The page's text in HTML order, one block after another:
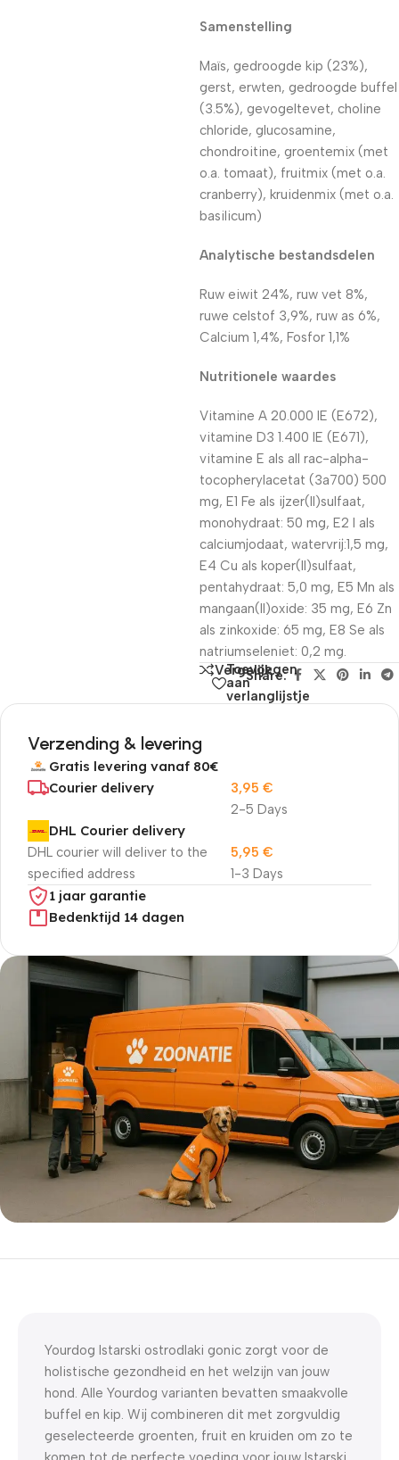
Samenstelling
Maïs, gedroogde kip (23%),
gerst, erwten, gedroogde buffel
(3.5%), gevogeltevet, choline
chloride, glucosamine,
chondroitine, groentemix (met
o.a. tomaat), fruitmix (met o.a.
cranberry), kruidenmix (met o.a.
basilicum)
Analytische bestandsdelen
Ruw eiwit 24%, ruw vet 8%,
ruwe celstof 3,9%, ruw as 6%,
Calcium 1,4%, Fosfor 1,1%
Nutritionele waardes
Vitamine A 20.000 IE (E672),
vitamine D3 1.400 IE (E671),
vitamine E als all rac-alpha-
tocopherylacetat (3a700) 500
mg, E1 Fe als ijzer(II)sulfaat,
monohydraat: 50 mg, E2 I als
calciumjodaat, watervrij:1,5 mg,
E4 Cu als koper(II)sulfaat,
pentahydraat: 5,0 mg, E5 Mn als
mangaan(II)oxide: 35 mg, E6 Zn
als zinkoxide: 65 mg, E8 Se als
natriumseleniet: 0,2 mg.
Vergelijk
Toevoegen
aan
verlanglijstje
Share:
Verzending & levering
Gratis levering vanaf 80€
Courier delivery
2-5 Days
3,95 €
DHL Courier delivery
DHL courier will deliver to the
specified address
1-3 Days
5,95 €
1 jaar garantie
Bedenktijd 14 dagen
5% korting met code
Yourdog Istarski ostrodlaki gonic zorgt voor de
holistische gezondheid en het welzijn van jouw
hond. Alle Yourdog varianten bevatten smaakvolle
buffel en kip. Wij combineren dit met zorgvuldig
geselecteerde groenten, fruit en kruiden om zo te